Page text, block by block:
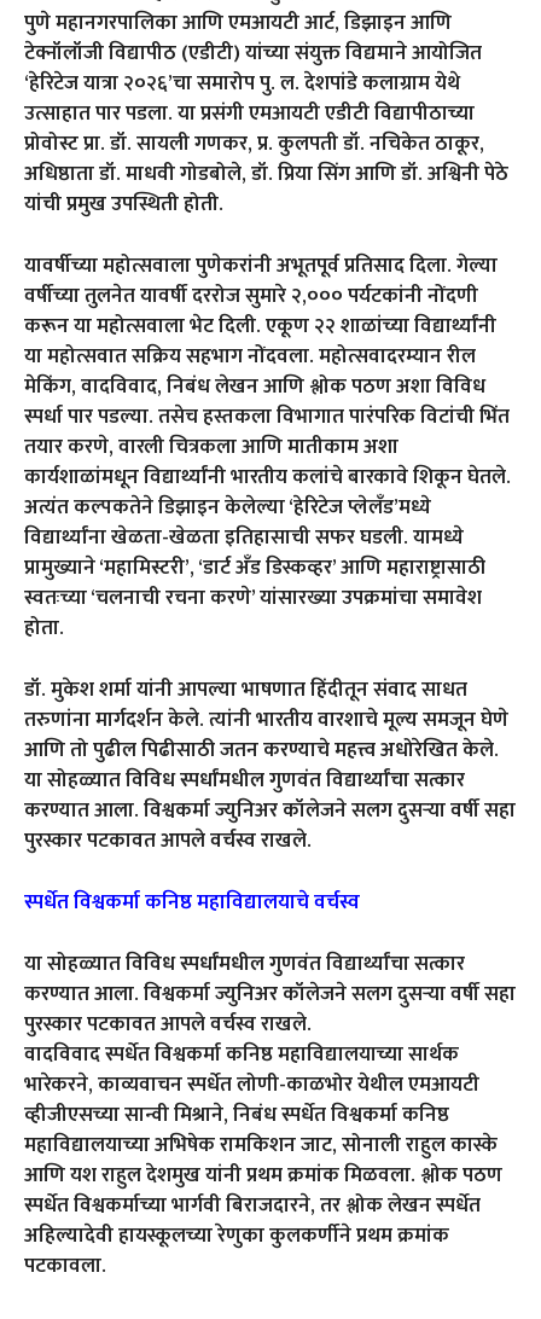
पुणे महानगरपालिका आणि एमआयटी आर्ट, डिझाइन आणि
टेक्नॉलॉजी विद्यापीठ (एडीटी) यांच्या संयुक्त विद्यमाने आयोजित
‘हेरिटेज यात्रा २०२६’चा समारोप पु. ल. देशपांडे कलाग्राम येथे
उत्साहात पार पडला. या प्रसंगी एमआयटी एडीटी विद्यापीठाच्या
प्रोवोस्ट प्रा. डॉ. सायली गणकर, प्र. कुलपती डॉ. नचिकेत ठाकूर,
अधिष्ठाता डॉ. माधवी गोडबोले, डॉ. प्रिया सिंग आणि डॉ. अश्विनी पेठे
यांची प्रमुख उपस्थिती होती.
यावर्षीच्या महोत्सवाला पुणेकरांनी अभूतपूर्व प्रतिसाद दिला. गेल्या
वर्षीच्या तुलनेत यावर्षी दररोज सुमारे २,००० पर्यटकांनी नोंदणी
करून या महोत्सवाला भेट दिली. एकूण २२ शाळांच्या विद्यार्थ्यांनी
या महोत्सवात सक्रिय सहभाग नोंदवला. महोत्सवादरम्यान रील
मेकिंग, वादविवाद, निबंध लेखन आणि श्लोक पठण अशा विविध
स्पर्धा पार पडल्या. तसेच हस्तकला विभागात पारंपरिक विटांची भिंत
तयार करणे, वारली चित्रकला आणि मातीकाम अशा
कार्यशाळांमधून विद्यार्थ्यांनी भारतीय कलांचे बारकावे शिकून घेतले.
अत्यंत कल्पकतेने डिझाइन केलेल्या ‘हेरिटेज प्लेलँड’मध्ये
विद्यार्थ्यांना खेळता-खेळता इतिहासाची सफर घडली. यामध्ये
प्रामुख्याने ‘महामिस्टरी’, ‘डार्ट अँड डिस्कव्हर’ आणि महाराष्ट्रासाठी
स्वतःच्या ‘चलनाची रचना करणे’ यांसारख्या उपक्रमांचा समावेश
होता.
डॉ. मुकेश शर्मा यांनी आपल्या भाषणात हिंदीतून संवाद साधत
तरुणांना मार्गदर्शन केले. त्यांनी भारतीय वारशाचे मूल्य समजून घेणे
आणि तो पुढील पिढीसाठी जतन करण्याचे महत्त्व अधोरेखित केले.
या सोहळ्यात विविध स्पर्धांमधील गुणवंत विद्यार्थ्यांचा सत्कार
करण्यात आला. विश्वकर्मा ज्युनिअर कॉलेजने सलग दुसऱ्या वर्षी सहा
पुरस्कार पटकावत आपले वर्चस्व राखले.
स्पर्धेत विश्वकर्मा कनिष्ठ महाविद्यालयाचे वर्चस्व
या सोहळ्यात विविध स्पर्धांमधील गुणवंत विद्यार्थ्यांचा सत्कार
करण्यात आला. विश्वकर्मा ज्युनिअर कॉलेजने सलग दुसऱ्या वर्षी सहा
पुरस्कार पटकावत आपले वर्चस्व राखले.
वादविवाद स्पर्धेत विश्वकर्मा कनिष्ठ महाविद्यालयाच्या सार्थक
भारेकरने, काव्यवाचन स्पर्धेत लोणी-काळभोर येथील एमआयटी
व्हीजीएसच्या सान्वी मिश्राने, निबंध स्पर्धेत विश्वकर्मा कनिष्ठ
महाविद्यालयाच्या अभिषेक रामकिशन जाट, सोनाली राहुल कास्के
आणि यश राहुल देशमुख यांनी प्रथम क्रमांक मिळवला. श्लोक पठण
स्पर्धेत विश्वकर्माच्या भार्गवी बिराजदारने, तर श्लोक लेखन स्पर्धेत
अहिल्यादेवी हायस्कूलच्या रेणुका कुलकर्णीने प्रथम क्रमांक
पटकावला.